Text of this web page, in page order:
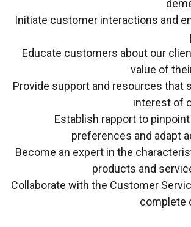
Initiate customer interactions and
Educate customers about our
value of
Provide support and resources that
interest of
Establish rapport to
preferences and adapt
Become an expert in the
products and
Collaborate with the Customer
complete